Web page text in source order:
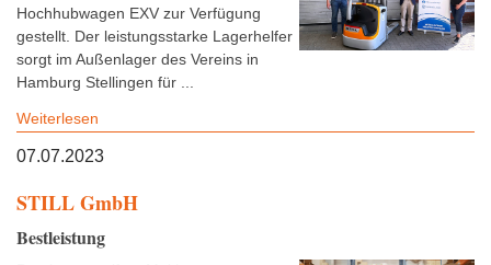
Hochhubwagen EXV zur Verfügung
gestellt. Der leistungsstarke Lagerhelfer
sorgt im Außenlager des Vereins in
Hamburg Stellingen für ...
Weiterlesen
07.07.2023
STILL GmbH
Bestleistung